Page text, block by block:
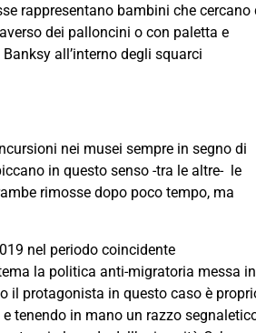
rappresentano bambini che cercano
dei palloncini o con paletta e
all’interno degli squarci
nei musei sempre in segno di
in questo senso -tra le altre- le
rimosse dopo poco tempo, ma
nel periodo coincidente
la politica anti-migratoria messa in
il protagonista in questo caso è
tenendo in mano un razzo